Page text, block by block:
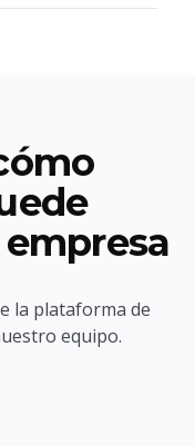
la plataforma de
equipo.